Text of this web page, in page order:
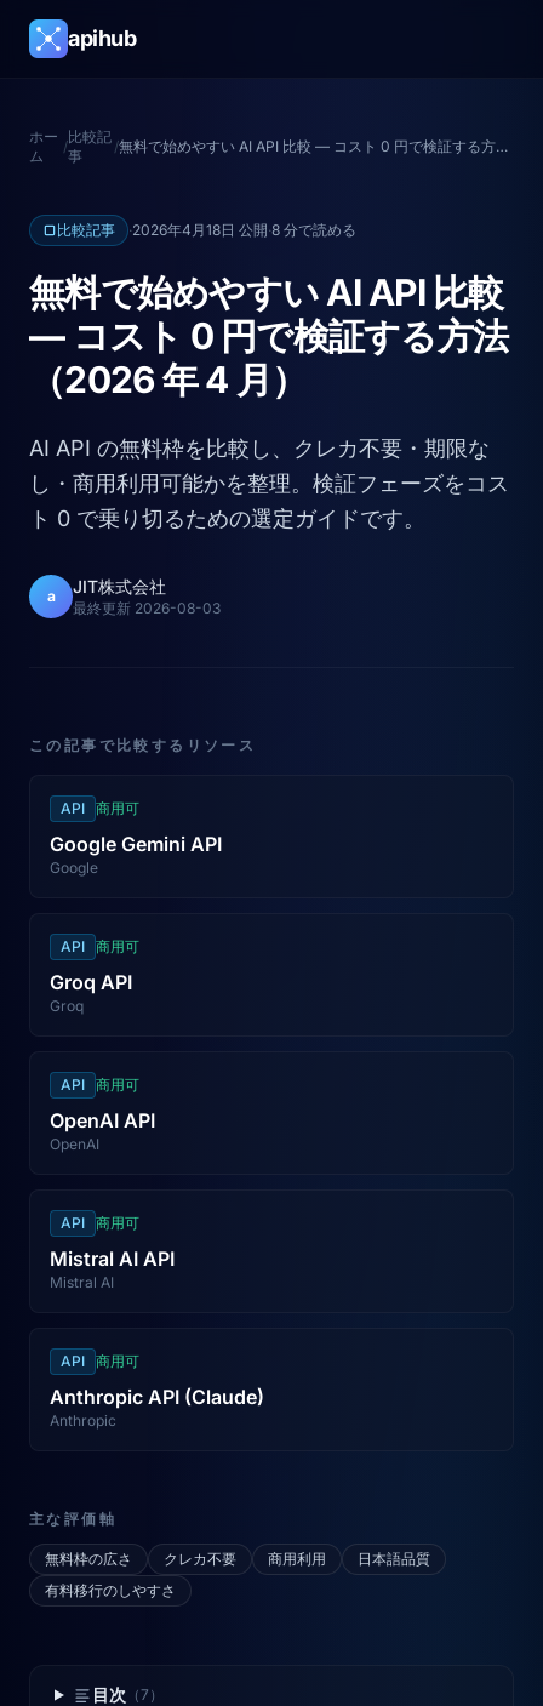
apihub
ホー
ム
/
比較記
事
/ 無料で始めやすい AI API 比較 — コスト 0 円で検証する方法（2026 年 4 月）
比較記事 ·2026年4月18日 公開·8 分で読める
無料で始めやすい AI API 比較
— コスト 0 円で検証する方法
（2026 年 4 月）
AI API の無料枠を比較し、クレカ不要・期限な
し・商用利用可能かを整理。検証フェーズをコス
ト 0 で乗り切るための選定ガイドです。
a JIT株式会社
最終更新 2026-08-03
この記事で比較するリソース
API 商用可
Google Gemini API
Google
API 商用可
Groq API
Groq
API 商用可
OpenAI API
OpenAI
API 商用可
Mistral AI API
Mistral AI
API 商用可
Anthropic API (Claude)
Anthropic
主な評価軸
無料枠の広さ クレカ不要 商用利用
日本語品質
有料移行のしやすさ
目次 （7）